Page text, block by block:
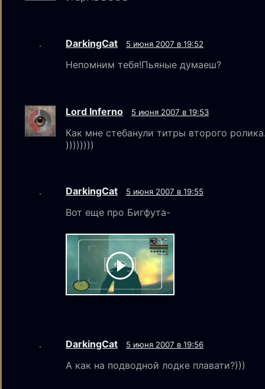
DarkingCat 5 июня 2007 в 19:52
Непомним тебя!Пьяные думаеш?
Lord Inferno 5 июня 2007 в 19:53
Как мне стебанули титры второго
))))))))
DarkingCat 5 июня 2007 в 19:55
Вот еще про Бигфута-
DarkingCat 5 июня 2007 в 19:56
А как на подводной лодке плавати?)))